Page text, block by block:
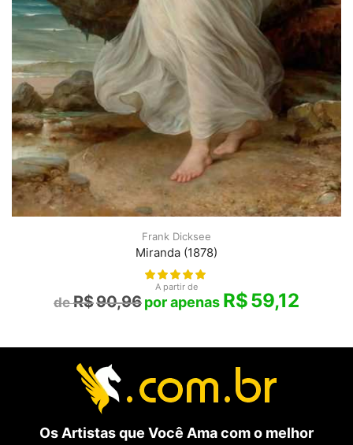
Frank Dicksee
Miranda (1878)
A partir de
R$90,96 R$59,12
Os Artistas que Você Ama com o melhor